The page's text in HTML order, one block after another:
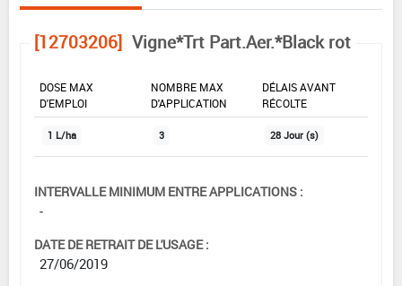
[12703206] Vigne*Trt Part.Aer.*Black rot
DOSE MAX
D'EMPLOI
NOMBRE MAX
D'APPLICATION
DÉLAIS AVANT
RÉCOLTE
1 L/ha 3 28 Jour (s)
INTERVALLE MINIMUM ENTRE APPLICATIONS :
-
DATE DE RETRAIT DE L'USAGE :
27/06/2019